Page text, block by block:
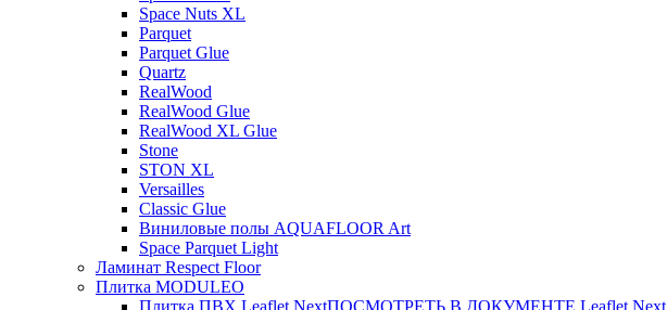
Space Nuts XL
Parquet
Parquet Glue
Quartz
RealWood
RealWood Glue
RealWood XL Glue
Stone
STON XL
Versailles
Classic Glue
Виниловые полы AQUAFLOOR Art
Space Parquet Light
Ламинат Respect Floor
Плитка MODULEO
Плитка ПВХ Leaflet NextПОСМОТРЕТЬ В ДОКУМЕНТЕ Leaflet Next